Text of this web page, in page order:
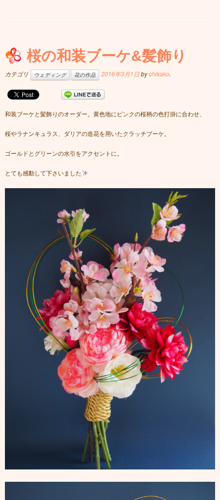
桜の和装ブーケ&髪飾り
カテゴリ ウェディング 花の作品 2016年3月1日bychikako.
和装ブーケと髪飾りのオーダー。黄色地にピンクの桜柄の色打掛に合わせ、
桜やラナンキュラス、ダリアの造花を用いたクラッチブーケ。
ゴールドとグリーンの水引をアクセントに。
とても感動して下さいました